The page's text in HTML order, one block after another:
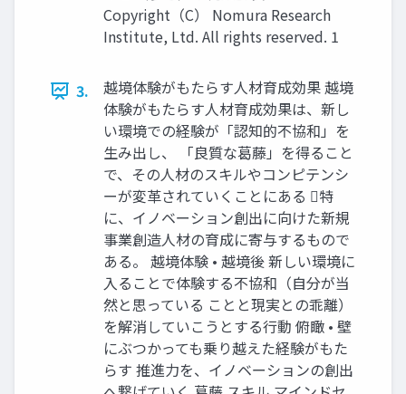
Copyright（C） Nomura Research
Institute, Ltd. All rights reserved. 1
3.
越境体験がもたらす人材育成効果 越境
体験がもたらす人材育成効果は、新し
い環境での経験が「認知的不協和」を
生み出し、 「良質な葛藤」を得ること
で、その人材のスキルやコンピテンシ
ーが変革されていくことにある 特
に、イノベーション創出に向けた新規
事業創造人材の育成に寄与するもので
ある。 越境体験 • 越境後 新しい環境に
入ることで体験する不協和（自分が当
然と思っている ことと現実との乖離）
を解消していこうとする行動 俯瞰 • 壁
にぶつかっても乗り越えた経験がもた
らす 推進力を、イノベーションの創出